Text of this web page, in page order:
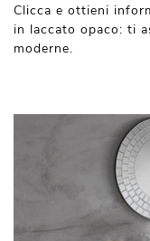
Clicca e ottieni
in laccato opaco: ti
moderne.